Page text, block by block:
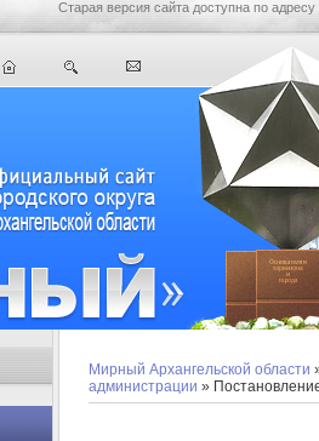
Старая версия сайта доступна по адресу
Мирный Архангельской области
администрации »